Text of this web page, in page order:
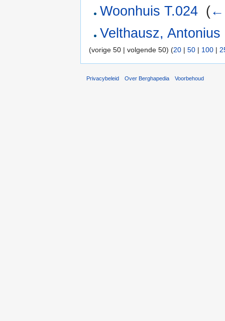
Woonhuis T.024 (←
Velthausz,
(vorige 50 | volgende 50) (20 | 50 | 100 |
Privacybeleid Over Berghapedia Voorbehoud